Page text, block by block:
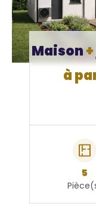
Maison+
à
5